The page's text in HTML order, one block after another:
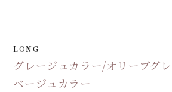
LONG
グレージュカラー/オリーブグ
ベージュカラー